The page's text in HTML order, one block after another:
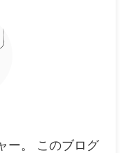
ー。 このブログ